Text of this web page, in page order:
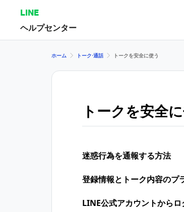
LINE
ヘルプセンター
ホーム トーク⋅通話 トークを安全に使う
トークを安全
迷惑行為を通報する方法
登録情報とトーク内容のプ
LINE公式アカウントから